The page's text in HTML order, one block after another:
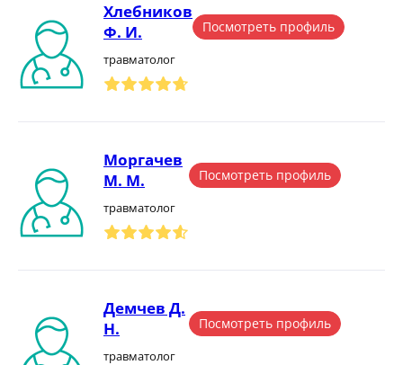
Хлебников
Ф. И.
травматолог
Посмотреть профиль
Моргачев
М. М.
травматолог
Посмотреть профиль
Демчев Д.
Н.
травматолог
Посмотреть профиль